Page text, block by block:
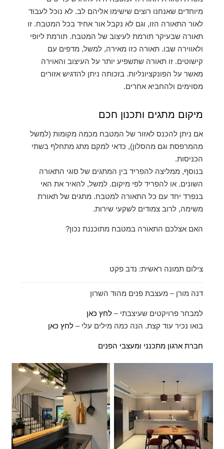
מיוחדים שאנחנו רוצים שישימו אליהם לב. לא נוכל לעבוד
לאור התאורה הזו, וגם לא נקבל אור אחיד בכל המטבח. זו
תאורה שבעיקר תורמת לעיצוב של המטבח. תורמת ליופי
ולאווירה שבו. תאורה כזו מאירה, למשל, מדפים עם
קישוטים. זו תאורה שתשפיע יותר על העיצוב והאוירה
מאשר על הפונקציונליות. בזכותה ניתן להדגיש אזורים
מסוימים ולהחביא אחרים.
מיקום מתגים ותכנון חכם
אם ניתן להכנס לאזור של המטבח מכמה מקומות (למשל
מהמרפסת וגם מהסלון), כדאי למקם מתג מתחלף בשתי
הכניסות.
בנוסף, ממליצה להפריד בין המתגים של סוגי התאורה
השונים. או להפריד לפי מיקום. למשל, להאיר את האי
בנפרד יחד עם כל התאורה למטבח. מתגים של תאורת
משימה, לרוב צמודים לשקעי שירות.
האם אצלכם התאורה במטבח מתוכננת נכון?
צילום תמונה ראשית: נדב פקט
דנה מורן – מעצבת פנים מהוד השרון
למבחר פרויקטים שעיצבתי –לחץ כאן
בואו נכיר עוד קצת. הנה כמה מילים עלי –לחץ כאן
חברת ארגון מתכנני ומעצבי הפנים